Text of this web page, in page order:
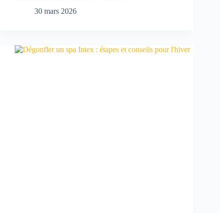
30 mars 2026